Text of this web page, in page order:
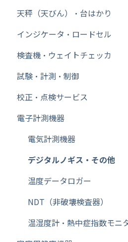
天秤（天びん）・台はかり
その他【WinCT】
分析機器
台はかり
その他【比重測定キット】
Bluetooth
その他【天秤（天びん）・
その他【特定計量器】
その他【校正用分銅】
その他【除電器（イオナイ
その他【フットスイッチ】
インジケータ・ロードセル
インジケータ
ロードセル
検査機・ウェイトチェッカ
ウェイトチェッカ
金属検出機
試験・計測・制御
FFT ファイル変換
FFT WCAPROオフライン
FFT cWCA（AD3651）オン
FFT 信号発生器設定
FFT 表示
FFT フロントエンド（ハー
FFT 入力設定
校正・点検サービス
電子計測機器
電気計測機器
デジタルノギス・その他
温度データロガー
NDT（非破壊検査器）
温湿度計・熱中症指数モニ